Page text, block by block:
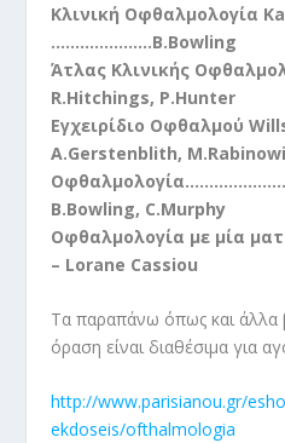
Kλινική Οφθαλμολογία
…………………B.Bowling
Άτλας Κλινικής
R.Hitchings, P.Hunter
Εγχειρίδιο Οφθαλμού
A.Gerstenblith,
B.Bowling, C.Murphy
Οφθαλμολογία με μία
– Lorane Cassiou
Τα παραπάνω όπως και άλλα
όραση είναι διαθέσιμα για
http://www.parisianou.gr/
ekdoseis/ofthalmologia